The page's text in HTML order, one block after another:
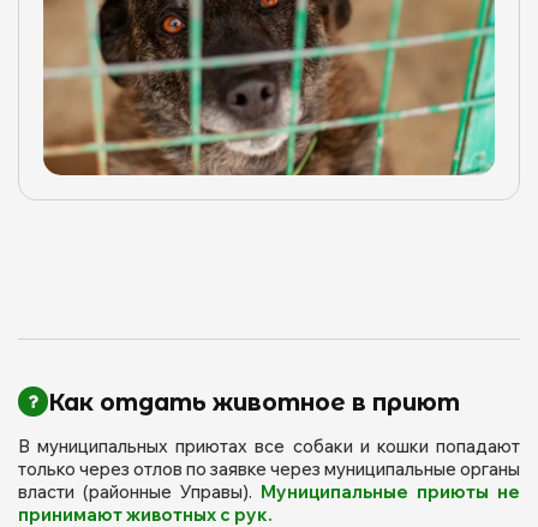
Как отдать животное в приют
В муниципальных приютах все собаки и кошки попадают
только через отлов по заявке через муниципальные органы
власти (районные Управы). Муниципальные приюты не
принимают животных с рук.